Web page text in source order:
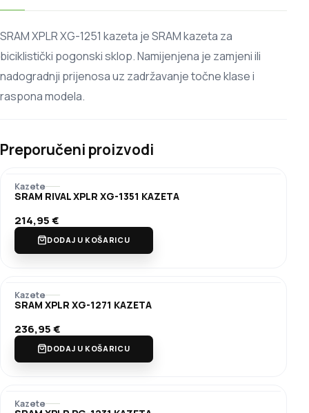
SRAM XPLR XG-1251 kazeta je SRAM kazeta za
biciklistički pogonski sklop. Namijenjena je zamjeni ili
nadogradnji prijenosa uz zadržavanje točne klase i
raspona modela.
Preporučeni proizvodi
Kazete
SRAM RIVAL XPLR XG-1351 KAZETA
214,95€
DODAJ U KOŠARICU
Kazete
SRAM XPLR XG-1271 KAZETA
236,95€
DODAJ U KOŠARICU
Kazete